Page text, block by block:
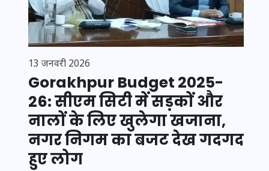
13 जनवरी 2026
Gorakhpur Budget 2025-
26: सीएम सिटी में सड़कों और
नालों के लिए खुलेगा खजाना,
नगर निगम का बजट देख गदगद
हुए लोग